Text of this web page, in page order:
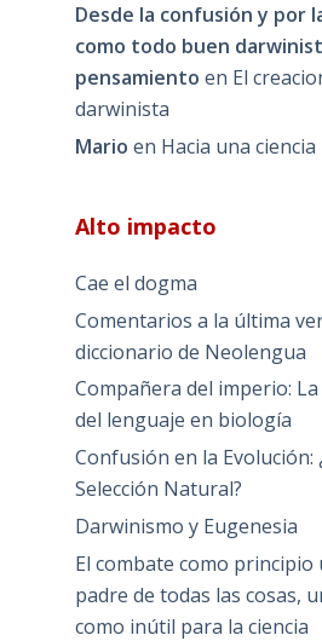
Desde la confusión y por
como todo buen
pensamiento en El
darwinista
Mario en Hacia una
Alto impacto
Cae el dogma
Comentarios a la última
diccionario de Neolengua
Compañera del imperio:
del lenguaje en biología
Confusión en la Evolución:
Selección Natural?
Darwinismo y Eugenesia
El combate como principio
padre de todas las cosas,
como inútil para la ciencia